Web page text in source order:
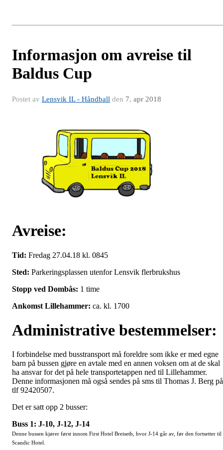
Informasjon om avreise til
Baldus Cup
Postet av Lensvik IL - Håndball den 7. apr 2018
Avreise:
Tid: Fredag 27.04.18 kl. 0845
Sted: Parkeringsplassen utenfor Lensvik flerbrukshus
Stopp ved Dombås: 1 time
Ankomst Lillehammer: ca. kl. 1700
Administrative bestemmelser:
I forbindelse med busstransport må foreldre som ikke er med egne
barn på bussen gjøre en avtale med en annen voksen om at de skal
ha ansvar for det på hele transportetappen ned til Lillehammer.
Denne informasjonen må også sendes på sms til Thomas J. Berg på
tlf 92420507.
Det er satt opp 2 busser:
Buss 1: J-10, J-12, J-14
Denne bussen kjører først innom First Hotel Breiseth, hvor J-14 går av, før den fortsetter til
Scandic Hotel.